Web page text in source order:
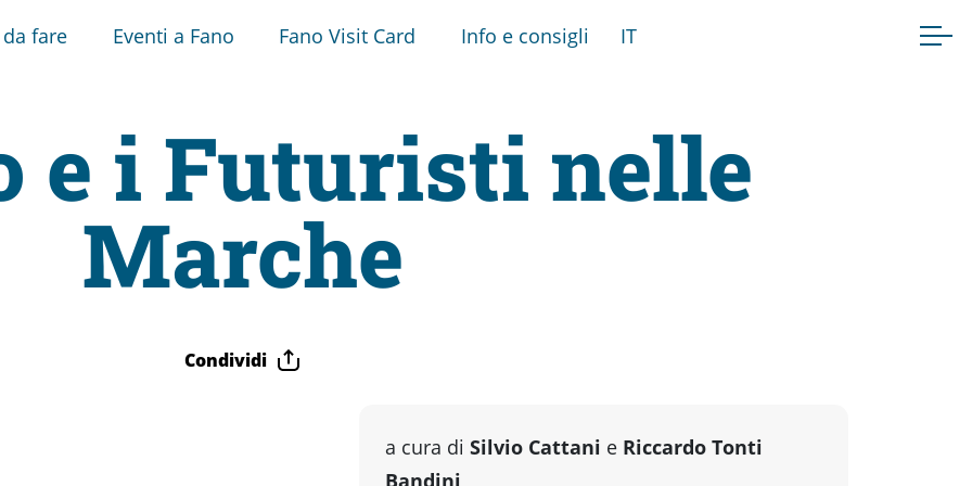
da fare Eventi a Fano Fano Visit Card Info e consigli IT
e i Futuristi nelle
Marche
Condividi
a cura di Silvio Cattani e Riccardo Tonti
Bandini